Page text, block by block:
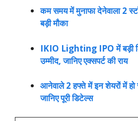
कम समय में मुनाफा देनेवाला 2
बड़ी मौका
IKIO Lighting IPO में बड़ी
उम्मीद, जानिए एक्सपर्ट की राय
आनेवाले 2 हफ्ते में इन शेयरों में
जानिए पूरी डिटेल्स